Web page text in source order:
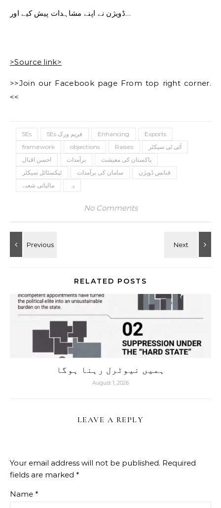
ڈویژن نے اپنے مشاہدات پیش کیے اور…
>Source link>
>>Join our Facebook page From top right corner.
<<
5Es 5Es فریم ورک Enhancing
Exports
framework
objections Raises
آئی ٹی سیکٹر
احسن اقبال
برآمدات
پاکستان کی معیشت
ٹیکسٹائل سیکٹر
سامان کی برآمدات
فنانس ڈویژن
مالیاتی شعبے
یہ
No Comments
RELATED POSTS
ہمیں نیوٹرل رہنا ہوگا
August 1, 2026
LEAVE A REPLY
Your email address will not be published. Required
fields are marked *
Name *